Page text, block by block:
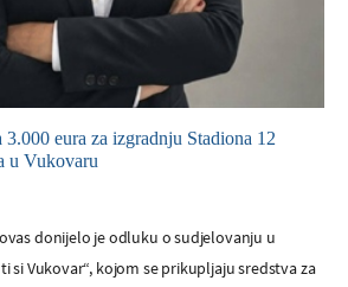
eura za izgradnju Stadiona 12
u Vukovaru
donijelo je odluku o sudjelovanju u
si Vukovar“, kojom se prikupljaju sredstva za